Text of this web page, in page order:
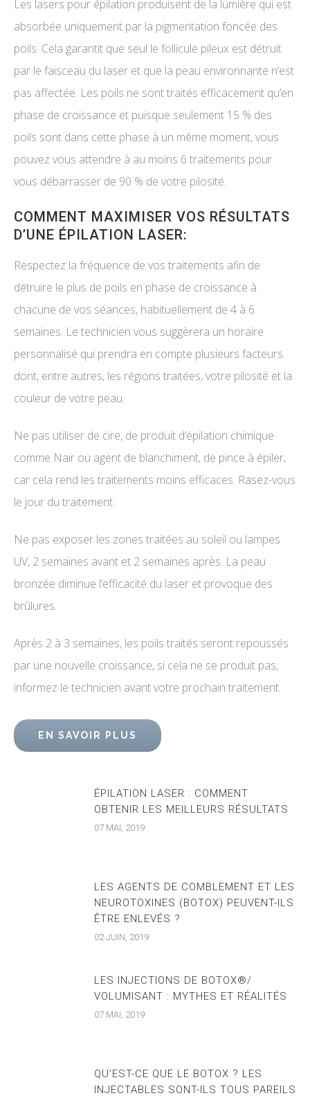
Les lasers pour épilation produisent de la lumière qui est
absorbée uniquement par la pigmentation foncée des
poils. Cela garantit que seul le follicule pileux est détruit
par le faisceau du laser et que la peau environnante n’est
pas affectée. Les poils ne sont traités efficacement qu’en
phase de croissance et puisque seulement 15 % des
poils sont dans cette phase à un même moment, vous
pouvez vous attendre à au moins 6 traitements pour
vous débarrasser de 90 % de votre pilosité.
COMMENT MAXIMISER VOS RÉSULTATS
D’UNE ÉPILATION LASER:
Respectez la fréquence de vos traitements afin de
détruire le plus de poils en phase de croissance à
chacune de vos séances, habituellement de 4 à 6
semaines. Le technicien vous suggèrera un horaire
personnalisé qui prendra en compte plusieurs facteurs
dont, entre autres, les régions traitées, votre pilosité et la
couleur de votre peau.
Ne pas utiliser de cire, de produit d’épilation chimique
comme Nair ou agent de blanchiment, de pince à épiler,
car cela rend les traitements moins efficaces. Rasez-vous
le jour du traitement.
Ne pas exposer les zones traitées au soleil ou lampes
UV, 2 semaines avant et 2 semaines après. La peau
bronzée diminue l’efficacité du laser et provoque des
brûlures.
Après 2 à 3 semaines, les poils traités seront repoussés
par une nouvelle croissance, si cela ne se produit pas,
informez le technicien avant votre prochain traitement.
EN SAVOIR PLUS
ÉPILATION LASER : COMMENT
OBTENIR LES MEILLEURS RÉSULTATS
07 MAI, 2019
LES AGENTS DE COMBLEMENT ET LES
NEUROTOXINES (BOTOX) PEUVENT-ILS
ÊTRE ENLEVÉS ?
02 JUIN, 2019
LES INJECTIONS DE BOTOX®/
VOLUMISANT : MYTHES ET RÉALITÉS
07 MAI, 2019
QU’EST-CE QUE LE BOTOX ? LES
INJECTABLES SONT-ILS TOUS PAREILS